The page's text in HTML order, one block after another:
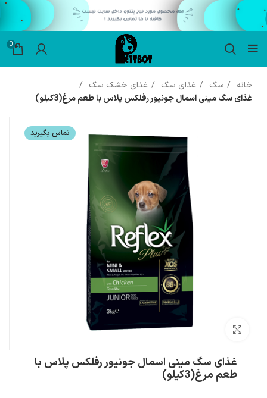
0
خانه سگ غذای سگ
غذای خشک سگ
غذای سگ مینی اسمال جونیور رفلکس پلاس با طعم مرغ(3کیلو)
تماس بگیرید
بزرگنمایی تصویر
غذای سگ مینی اسمال جونیور رفلکس پلاس با
طعم مرغ(3کیلو)